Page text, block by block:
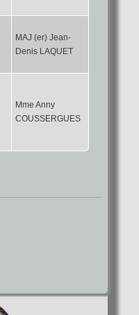
MAJ (er) Jean-
Denis LAQUET
Mme Anny
COUSSERGUES